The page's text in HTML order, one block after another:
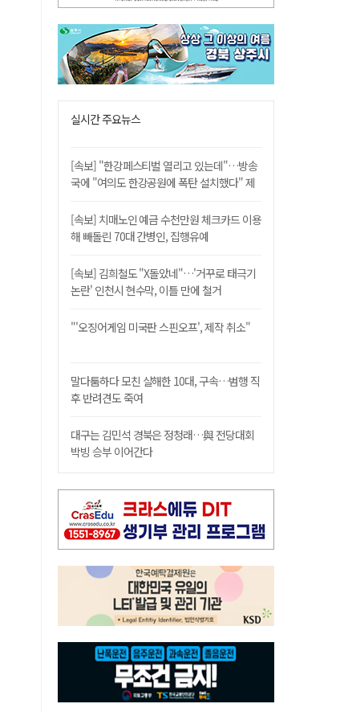
실시간 주요뉴스
[속보] "한강페스티벌 열리고 있는데"…방송
국에 "여의도 한강공원에 폭탄 설치했다" 제
[속보] 치매노인 예금 수천만원 체크카드 이용
해 빼돌린 70대 간병인, 집행유예
[속보] 김희철도 "X돌았네"…'거꾸로 태극기
논란' 인천시 현수막, 이틀 만에 철거
"'오징어게임 미국판 스핀오프', 제작 취소"
말다툼하다 모친 살해한 10대, 구속…범행 직
후 반려견도 죽여
대구는 김민석 경북은 정청래…與 전당대회
박빙 승부 이어간다